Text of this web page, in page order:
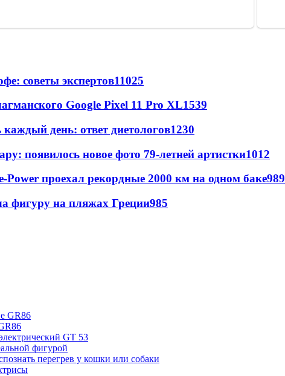
советы экспертов11025
Google Pixel 11 Pro XL1539
день: ответ диетологов1230
появилось новое фото 79-летней артистки1012
Power проехал рекордные 2000 км на одном баке989
фигуру на пляжах Греции985
GT 53
фигурой
перегрев у кошки или собаки